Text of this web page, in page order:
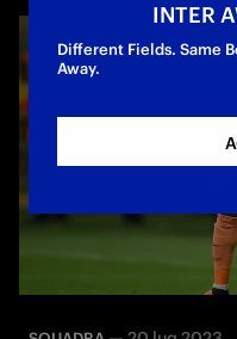
INTER
Different Fields. Same
Away.